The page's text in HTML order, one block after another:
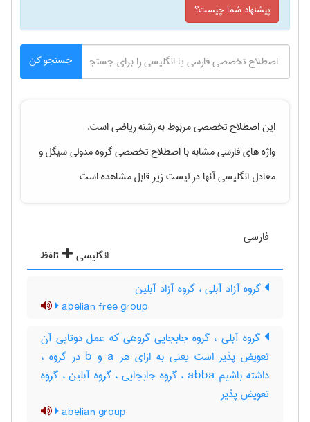
پیشنهاد شما چیست؟
جستجو کن
این اصطلاح تخصصی مربوط به رشتهرياضیاست.
واژه های فارسی مشابه با اصطلاح تخصصیگروه مدولی سیگلو
معادل انگلیسی آنها در لیست زیر قابل مشاهده است
فارسی
انگلیسی
تلفظ
گروه آزاد آبلی ، گروه آزاد آبلین
abelian free group
گروه آبلی ، گروه جابجایی گروهی که عمل دوتایی آن
تعویض پذیر است یعنی به ازای هر a و b در گروه ،
داشته باشیم abba ، گروه جابجایی ، گروه آبلین ، گروه
تعویض پذیر
abelian group